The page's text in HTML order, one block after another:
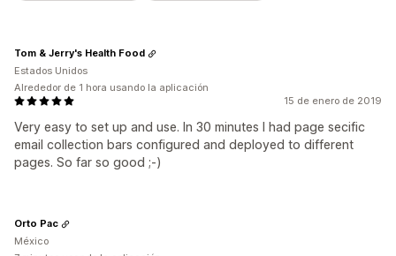
15 de enero de 2019
Very easy to set up and use. In 30 minutes I had page secific
email collection bars configured and deployed to different
pages. So far so good ;-)
Tom & Jerry's Health Food
Estados Unidos
Alrededor de 1 hora usando la aplicación
Orto Pac
México